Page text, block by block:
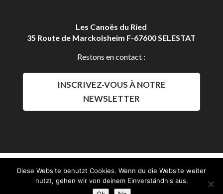
Les Canoës du Ried
35 Route de Marckolsheim F-67600 SELESTAT
Restons en contact :
INSCRIVEZ-VOUS À NOTRE
NEWSLETTER
Aldalys Communication
Les Canoës du Ried 2016 © Alle Rechte vorbehalten
Diese Website benutzt Cookies. Wenn du die Website weiter
nutzt, gehen wir von deinem Einverständnis aus.